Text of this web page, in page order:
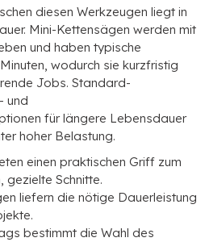
diesen Werkzeugen liegt in
Mini-Kettensägen werden mit
und haben typische
wodurch sie kurzfristig
Jobs. Standard-
und
für längere Lebensdauer
hoher Belastung.
einen praktischen Griff zum
gezielte Schnitte.
liefern die nötige Dauerleistung
bestimmt die Wahl des